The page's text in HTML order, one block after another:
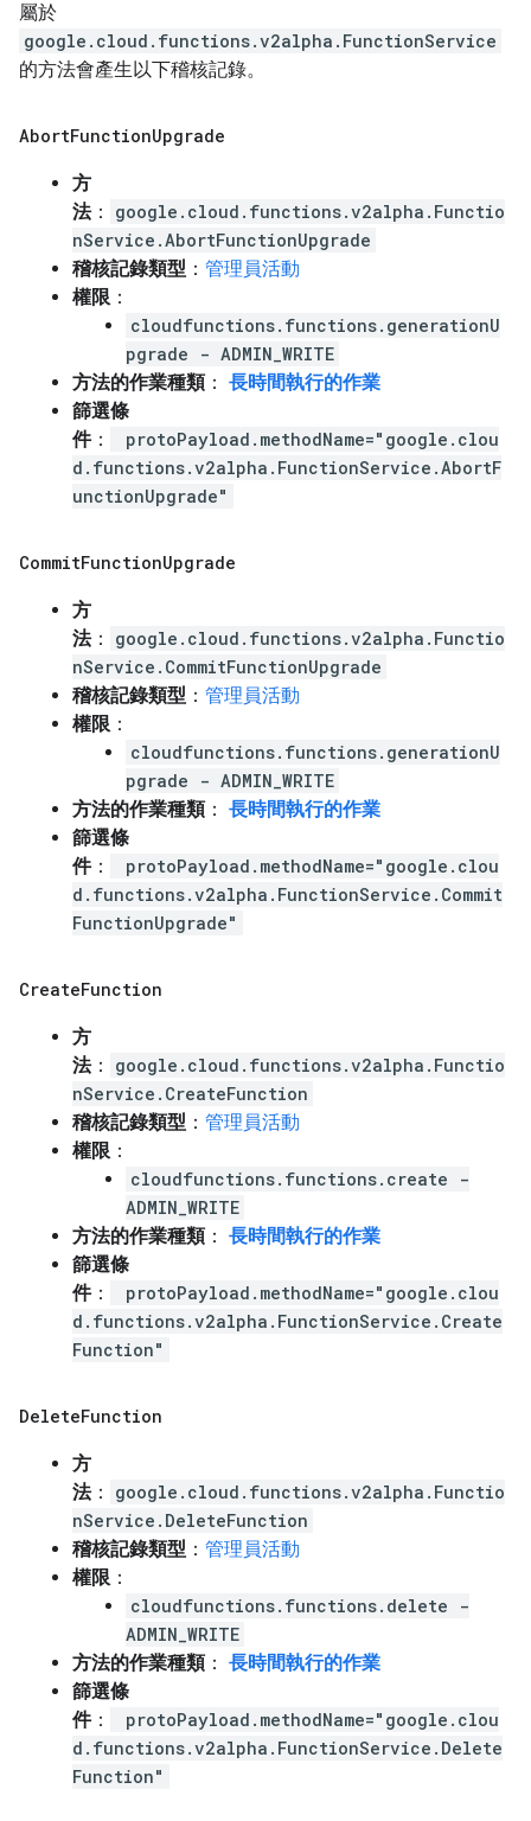
屬於
google.cloud.functions.v2alpha.FunctionService
的方法會產生以下稽核記錄。
AbortFunctionUpgrade
方
法：
google.cloud.functions.v2alpha.Functio
nService.AbortFunctionUpgrade
稽核記錄類型 ： 管理員活動
權限 ：
cloudfunctions.functions.generationU
pgrade - ADMIN_WRITE
方法的作業種類： 長時間執行的作業
篩選條
件：
protoPayload.methodName="google.clou
d.functions.v2alpha.FunctionService.AbortF
unctionUpgrade"
CommitFunctionUpgrade
方
法：
google.cloud.functions.v2alpha.Functio
nService.CommitFunctionUpgrade
稽核記錄類型 ： 管理員活動
權限 ：
cloudfunctions.functions.generationU
pgrade - ADMIN_WRITE
方法的作業種類： 長時間執行的作業
篩選條
件：
protoPayload.methodName="google.clou
d.functions.v2alpha.FunctionService.Commit
FunctionUpgrade"
CreateFunction
方
法：
google.cloud.functions.v2alpha.Functio
nService.CreateFunction
稽核記錄類型 ： 管理員活動
權限 ：
cloudfunctions.functions.create -
ADMIN_WRITE
方法的作業種類： 長時間執行的作業
篩選條
件：
protoPayload.methodName="google.clou
d.functions.v2alpha.FunctionService.Create
Function"
DeleteFunction
方
法：
google.cloud.functions.v2alpha.Functio
nService.DeleteFunction
稽核記錄類型 ： 管理員活動
權限 ：
cloudfunctions.functions.delete -
ADMIN_WRITE
方法的作業種類： 長時間執行的作業
篩選條
件：
protoPayload.methodName="google.clou
d.functions.v2alpha.FunctionService.Delete
Function"